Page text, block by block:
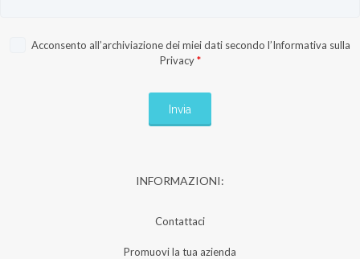
Acconsento all’archiviazione dei miei dati secondo l’Informativa sulla
Privacy *
INFORMAZIONI:
Contattaci
Promuovi la tua azienda